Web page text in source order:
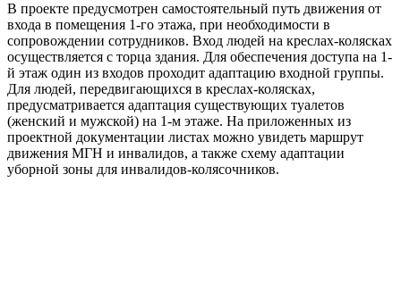
В проекте предусмотрен самостоятельный путь движения от
входа в помещения 1-го этажа, при необходимости в
сопровождении сотрудников. Вход людей на креслах-колясках
осуществляется с торца здания. Для обеспечения доступа на 1-
й этаж один из входов проходит адаптацию входной группы.
Для людей, передвигающихся в креслах-колясках,
предусматривается адаптация существующих туалетов
(женский и мужской) на 1-м этаже. На приложенных из
проектной документации листах можно увидеть маршрут
движения МГН и инвалидов, а также схему адаптации
уборной зоны для инвалидов-колясочников.